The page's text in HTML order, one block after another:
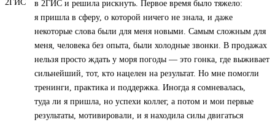
в 2ГИС и решила рискнуть. Первое время было тяжело:
я пришла в сферу, о которой ничего не знала, и даже
некоторые слова были для меня новыми. Самым сложным для
меня, человека без опыта, были холодные звонки. В продажах
нельзя просто ждать у моря погоды — это гонка, где выживает
сильнейший, тот, кто нацелен на результат. Но мне помогли
тренинги, практика и поддержка. Иногда я сомневалась,
туда ли я пришла, но успехи коллег, а потом и мои первые
результаты, мотивировали, и я находила силы двигаться